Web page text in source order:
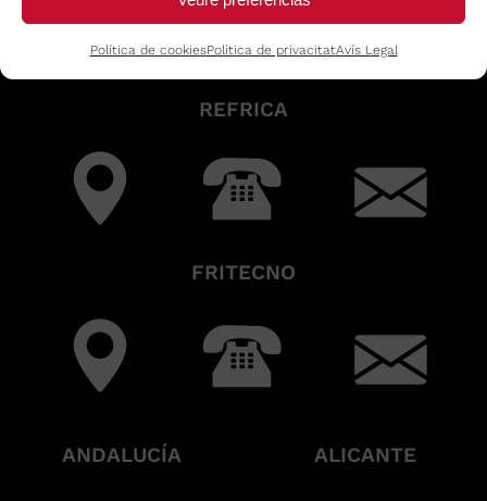
Política de cookiesPolítica de privacitatAvís Legal
FRITECNO
REFRICA
ALICANTE
ANDALUCÍA